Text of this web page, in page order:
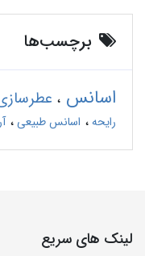
برچسب‌ها
اسانس
رایحه
اسانس طبیعی
لینک های سریع